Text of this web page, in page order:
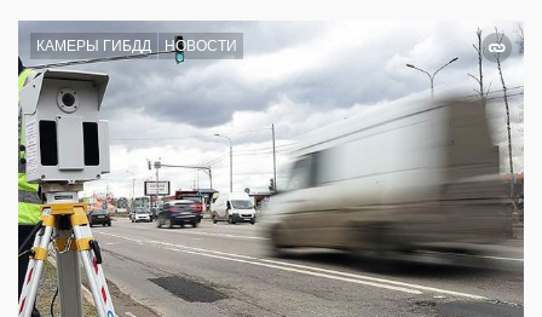
КАМЕРЫ ГИБДД НОВОСТИ